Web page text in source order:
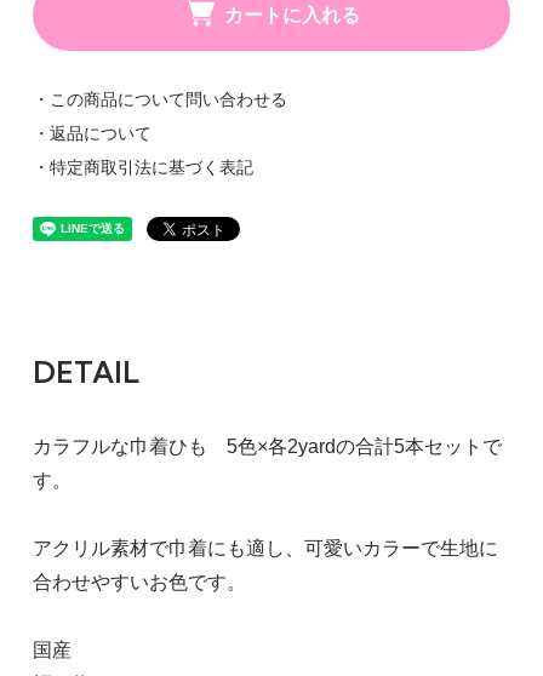
カートに入れる
・この商品について問い合わせる
・返品について
・特定商取引法に基づく表記
DETAIL
カラフルな巾着ひも 5色×各2yardの合計5本セットで
す。
アクリル素材で巾着にも適し、可愛いカラーで生地に
合わせやすいお色です。
国産